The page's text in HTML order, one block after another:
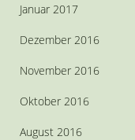
Januar 2017
Dezember 2016
November 2016
Oktober 2016
August 2016